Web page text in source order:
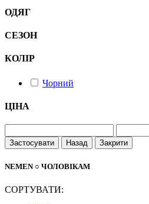
ОДЯГ
СЕЗОН
КОЛІР
Чорний
ЦІНА
Застосувати Назад Закрити
NEMEN ○ ЧОЛОВІКАМ
СОРТУВАТИ: